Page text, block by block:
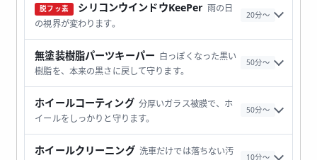
脱フッ素 シリコンウインドウKeePer 雨の日
の視界が変わります。
20分〜
無塗装樹脂パーツキーパー 白っぽくなった黒い
樹脂を、本来の黒さに戻して守ります。
50分〜
ホイールコーティング 分厚いガラス被膜で、ホ
イールをしっかりと守ります。
50分〜
ホイールクリーニング 洗車だけでは落ちない汚
10分〜